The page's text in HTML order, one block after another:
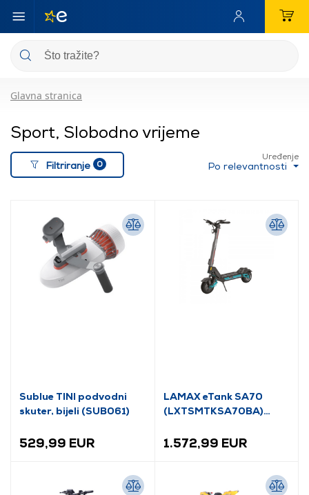
Glavna stranica
Sport, Slobodno vrijeme
Filtriranje 0
Uređenje
Po relevantnosti
Sublue TINI podvodni
skuter, bijeli (SUB061)
529,99 EUR
LAMAX eTank SA70
(LXTSMTKSA70BA)
1.572,99 EUR